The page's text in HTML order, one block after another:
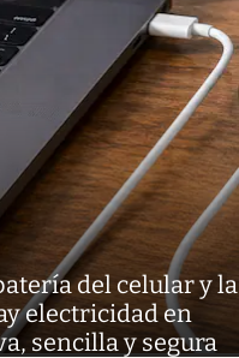
del celular y la
electricidad en
sencilla y segura